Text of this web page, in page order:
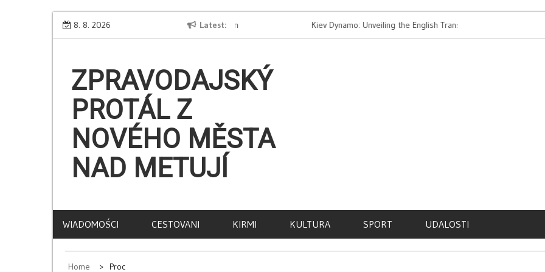
Skip
8. 8. 2026 Latest
BATE Borisov: A Name Lost in Translation
Kiev Dynamo: Unveiling the English Translation of Dynamo
Kyiv
ZPRAVODAJSKÝ
PROTÁL Z
NOVÉHO MĚSTA
NAD METUJÍ
WIADOMOŚCI CESTOVANI KIRMI KULTURA SPORT UDALOSTI
Home Proc